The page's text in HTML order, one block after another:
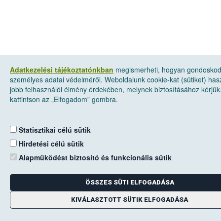
Adatkezelési tájékoztatónkban megismerheti, hogyan
személyes adatai védelméről. Weboldalunk cookie-kat (sütiket)
jobb felhasználói élmény érdekében, melynek biztosításához
kattintson az „Elfogadom” gombra.
Statisztikai célú sütik
Hirdetési célú sütik
Alapműködést biztosító és funkcionális sütik
ÖSSZES SÜTI ELFOGADÁSA
KIVÁLASZTOTT SÜTIK ELFOGADÁSA